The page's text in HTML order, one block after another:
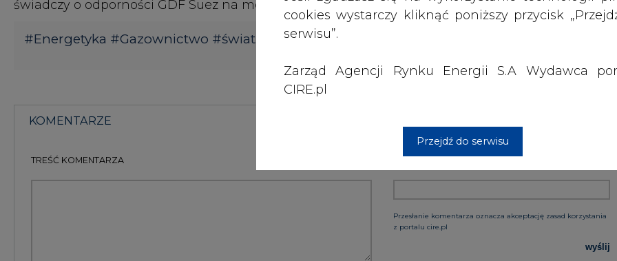
serwisu”.
CIRE.pl
Energetyka
Artykuł powstał bez wsparcia narzędzi sztucznej
inteligencji. Wydawca portalu CIRE zgadza się na
PODPIS